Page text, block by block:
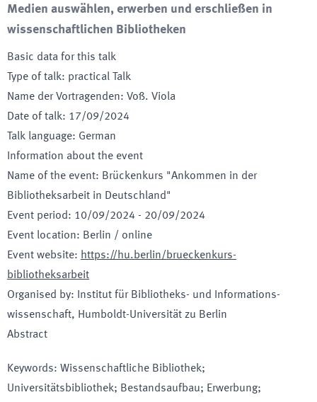
Medien auswählen, erwerben und erschließen in
wissenschaftlichen Bibliotheken
Basic data for this talk
Type of talk: practical Talk
Name der Vortragenden: Voß. Viola
Date of talk: 17/09/2024
Talk language: German
Information about the event
Name of the event: Brückenkurs "Ankommen in der
Bibliotheksarbeit in Deutschland"
Event period: 10/09/2024 - 20/09/2024
Event location: Berlin / online
Event website: https://hu.berlin/brueckenkurs-
bibliotheksarbeit
Organised by:
Institut für Bibliotheks- und Informations­
wissen­schaft, Humboldt-Universität zu Berlin
Abstract
Keywords: Wissenschaftliche Bibliothek;
Universitätsbibliothek; Bestandsaufbau; Erwerbung;